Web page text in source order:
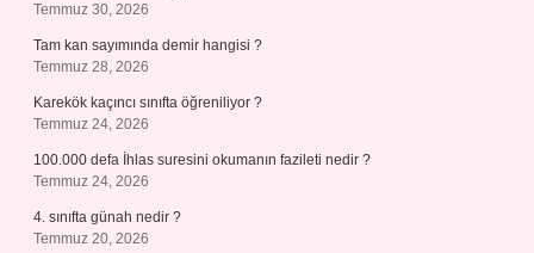
Temmuz 30, 2026
Tam kan sayımında demir hangisi ?
Temmuz 28, 2026
Karekök kaçıncı sınıfta öğreniliyor ?
Temmuz 24, 2026
100.000 defa İhlas suresini okumanın fazileti nedir ?
Temmuz 24, 2026
4. sınıfta günah nedir ?
Temmuz 20, 2026